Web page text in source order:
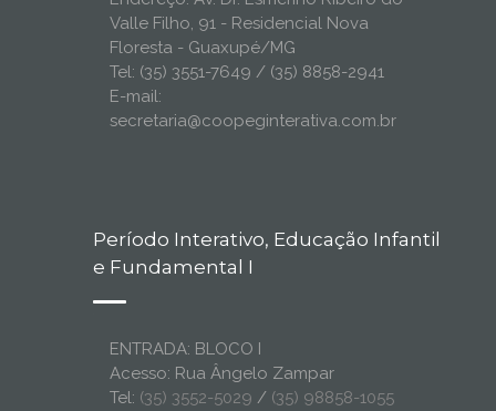
Valle Filho, 91 - Residencial Nova
Floresta - Guaxupé/MG
Tel: (35) 3551-7649 / (35) 8858-2941
E-mail:
secretaria@coopeginterativa.com.br
Período Interativo, Educação Infantil
e Fundamental I
ENTRADA: BLOCO I
Acesso: Rua Ângelo Zampar
Tel: (35) 3552-5029 / (35) 98858-1055